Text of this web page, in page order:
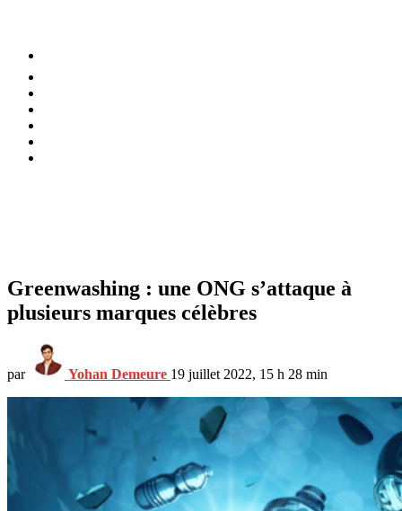
Greenwashing : une ONG s’attaque à
plusieurs marques célèbres
par Yohan Demeure 19 juillet 2022, 15 h 28 min